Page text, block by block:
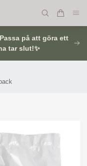
på att göra ett
tar slut!✨